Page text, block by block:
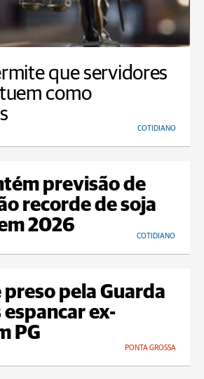
que servidores
como
COTIDIANO
previsão de
recorde de soja
2026
COTIDIANO
preso pela Guarda
espancar ex-
PG
PONTA GROSSA